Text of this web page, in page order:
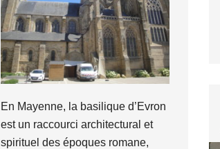
En Mayenne, la basilique d’Evron
est un raccourci architectural et
spirituel des époques romane,